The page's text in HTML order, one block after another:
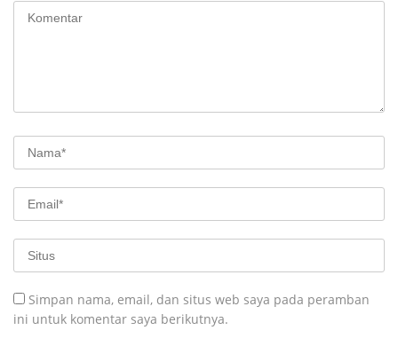
Simpan nama, email, dan situs web saya pada peramban
ini untuk komentar saya berikutnya.